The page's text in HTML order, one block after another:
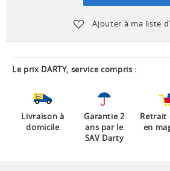
Ajouter à ma liste
Le prix DARTY, service compris :
Livraison à
domicile
Garantie 2
ans par le
SAV Darty
Retrait
en